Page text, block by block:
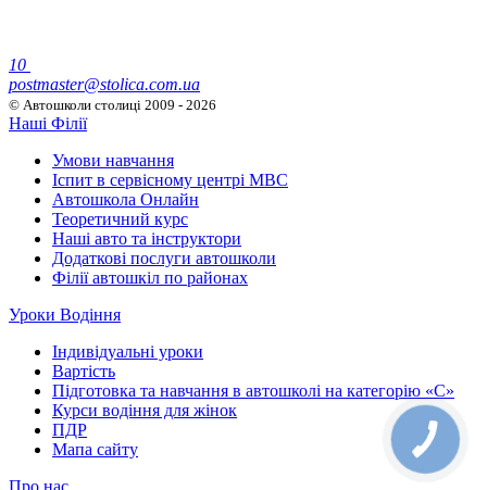
10
postmaster@stolica.com.ua
© Автошколи столиці 2009 - 2026
Наші Філії
Умови навчання
Іспит в сервісному центрі МВС
Автошкола Онлайн
Теоретичний курс
Наші авто та інструктори
Додаткові послуги автошколи
Філії автошкіл по районах
Уроки Водіння
Індивідуальні уроки
Вартість
Підготовка та навчання в автошколі на категорію «C»
Курси водіння для жінок
ПДР
Мапа сайту
Про нас